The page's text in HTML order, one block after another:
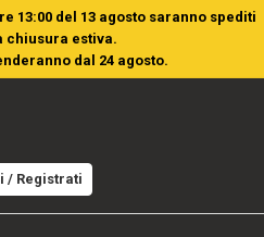
13:00 del 13 agosto saranno spediti
chiusura estiva.
dal 24 agosto.
/ Registrati